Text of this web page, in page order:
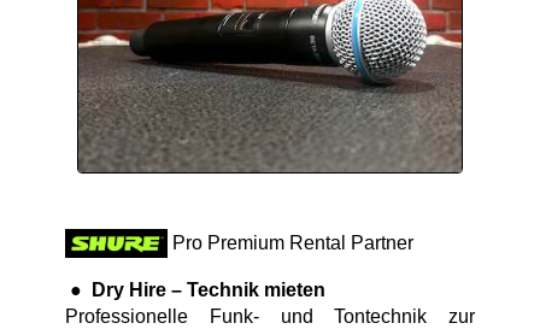
Pro Premium Rental Partner
●
Dry Hire – Technik mieten
Professionelle Funk- und Tontechnik zur